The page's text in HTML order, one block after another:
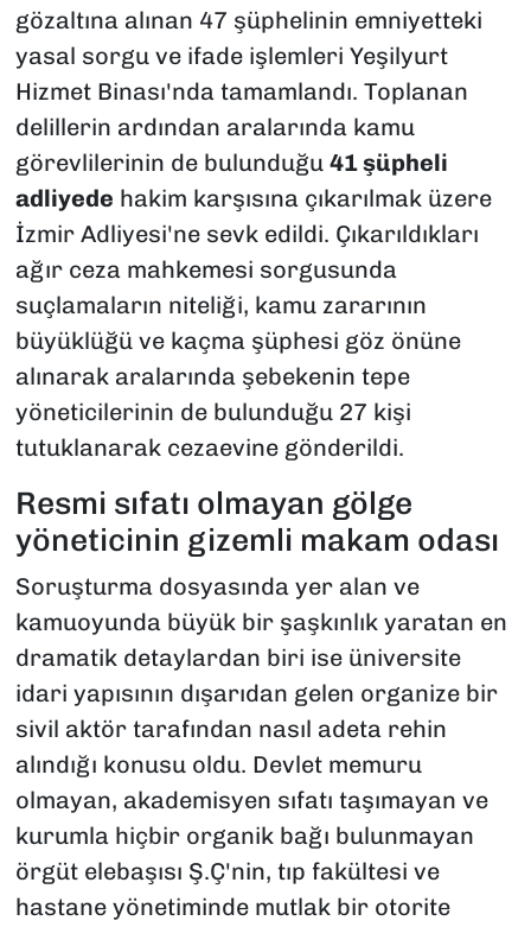
gözaltına alınan 47 şüphelinin emniyetteki
yasal sorgu ve ifade işlemleri Yeşilyurt
Hizmet Binası'nda tamamlandı. Toplanan
delillerin ardından aralarında kamu
görevlilerinin de bulunduğu 41 şüpheli
adliyede hakim karşısına çıkarılmak üzere
İzmir Adliyesi'ne sevk edildi. Çıkarıldıkları
ağır ceza mahkemesi sorgusunda
suçlamaların niteliği, kamu zararının
büyüklüğü ve kaçma şüphesi göz önüne
alınarak aralarında şebekenin tepe
yöneticilerinin de bulunduğu 27 kişi
tutuklanarak cezaevine gönderildi.
Resmi sıfatı olmayan gölge
yöneticinin gizemli makam odası
Soruşturma dosyasında yer alan ve
kamuoyunda büyük bir şaşkınlık yaratan en
dramatik detaylardan biri ise üniversite
idari yapısının dışarıdan gelen organize bir
sivil aktör tarafından nasıl adeta rehin
alındığı konusu oldu. Devlet memuru
olmayan, akademisyen sıfatı taşımayan ve
kurumla hiçbir organik bağı bulunmayan
örgüt elebaşısı Ş.Ç'nin, tıp fakültesi ve
hastane yönetiminde mutlak bir otorite